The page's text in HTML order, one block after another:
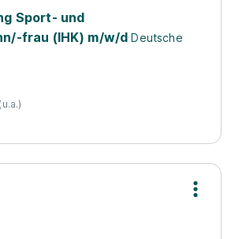
Sport- und
frau (IHK) m/w/d Deutsche